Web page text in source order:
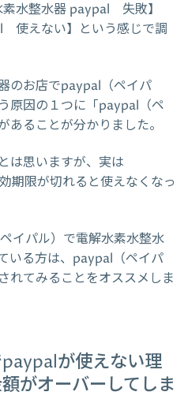
水整水器 paypal 失敗】
使えない】という感じで調
のお店でpaypal（ペイパ
原因の１つに「paypal（ペ
あることが分かりました。
は思いますが、実は
期限が切れると使えなくなっ
イパル）で電解水素水整水
いる方は、paypal（ペイパ
れてみることをオススメしま
が使えない理
がオーバーしてしま